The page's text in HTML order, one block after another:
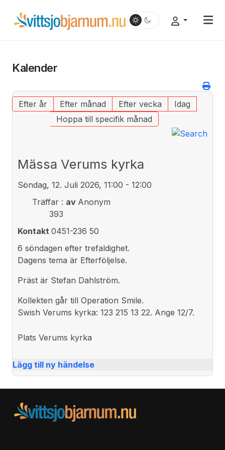
Kalender
Efter år Efter månad Efter vecka
Idag
Hoppa till specifik månad
Mässa Verums kyrka
Söndag, 12. Juli 2026, 11:00 - 12:00
Träffar:
393
av Anonym
Kontakt 0451-236 50
6 söndagen efter trefaldighet.
Dagens tema är Efterföljelse.
Präst är Stefan Dahlström.
Kollekten går till Operation Smile.
Swish Verums kyrka: 123 215 13 22. Ange 12/7.
Plats Verums kyrka
Lägg till ny händelse